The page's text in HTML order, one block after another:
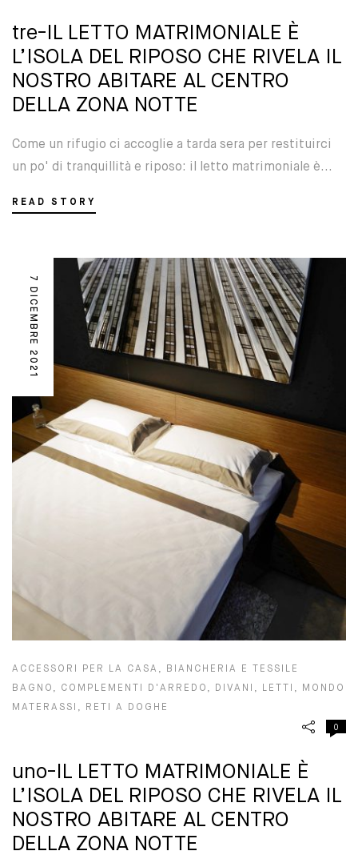
tre-IL LETTO MATRIMONIALE È
L’ISOLA DEL RIPOSO CHE RIVELA IL
NOSTRO ABITARE AL CENTRO
DELLA ZONA NOTTE
Come un rifugio ci accoglie a tarda sera per restituirci
un po' di tranquillità e riposo: il letto matrimoniale è...
READ STORY
7 DICEMBRE 2021
ACCESSORI PER LA CASA ,
BIANCHERIA E TESSILE
BAGNO , COMPLEMENTI D'ARREDO , DIVANI , LETTI ,
MONDO
MATERASSI , RETI A DOGHE
0
uno-IL LETTO MATRIMONIALE È
L’ISOLA DEL RIPOSO CHE RIVELA IL
NOSTRO ABITARE AL CENTRO
DELLA ZONA NOTTE